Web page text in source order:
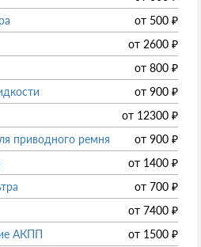
от 500 ₽
от 2600 ₽
от 800 ₽
от 900 ₽
от 12300 ₽
приводного ремня
от 900 ₽
от 1400 ₽
от 700 ₽
от 7400 ₽
АКПП
от 1500 ₽